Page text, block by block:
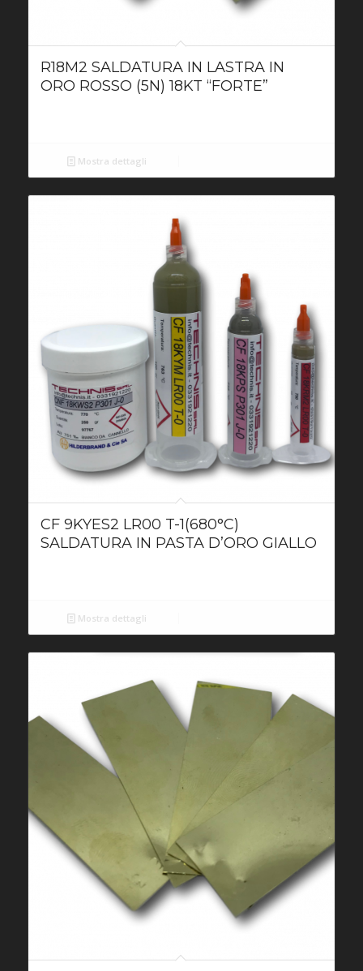
R18M2 SALDATURA IN LASTRA IN
ORO ROSSO (5N) 18KT “FORTE”
Mostra dettagli
CF 9KYES2 LR00 T-1(680°C)
SALDATURA IN PASTA D’ORO GIALLO
Mostra dettagli